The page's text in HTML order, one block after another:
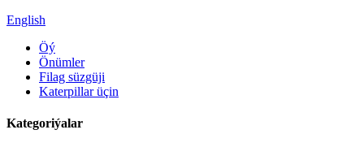
English
Öý
Önümler
Filag süzgüji
Katerpillar üçin
Kategoriýalar